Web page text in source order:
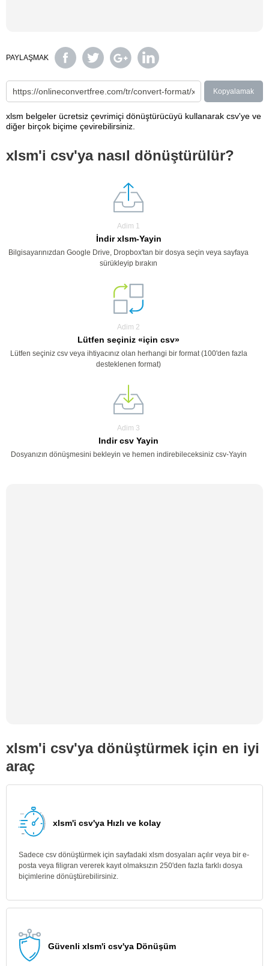
PAYLAŞMAK
Kopyalamak
xlsm belgeler ücretsiz çevrimiçi dönüştürücüyü kullanarak csv'ye ve
diğer birçok biçime çevirebilirsiniz.
xlsm'i csv'ya nasıl dönüştürülür?
Adim 1
İndir xlsm-Yayin
Bilgisayarınızdan Google Drive, Dropbox'tan bir dosya seçin veya sayfaya
sürükleyip bırakın
Adim 2
Lütfen seçiniz «için csv»
Lütfen seçiniz csv veya ihtiyacınız olan herhangi bir format (100'den fazla
desteklenen format)
Adim 3
Indir csv Yayin
Dosyanızın dönüşmesini bekleyin ve hemen indirebileceksiniz csv-Yayin
xlsm'i csv'ya dönüştürmek için en iyi
araç
xlsm'i csv'ya Hızlı ve kolay
Sadece csv dönüştürmek için sayfadaki xlsm dosyaları açılır veya bir e-
posta veya filigran vererek kayıt olmaksızın 250'den fazla farklı dosya
biçimlerine dönüştürebilirsiniz.
Güvenli xlsm'i csv'ya Dönüşüm